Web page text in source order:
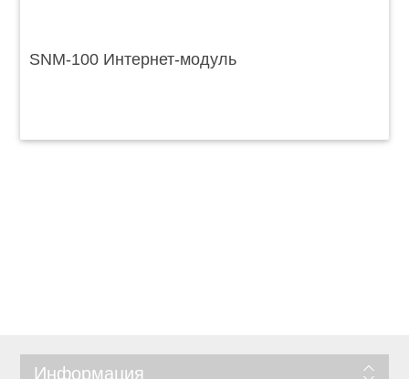
SNM-100 Интернет-модуль
Информация